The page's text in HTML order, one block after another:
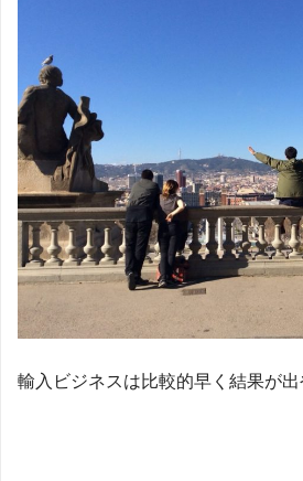
輸入ビジネスは比較的早く結果が出